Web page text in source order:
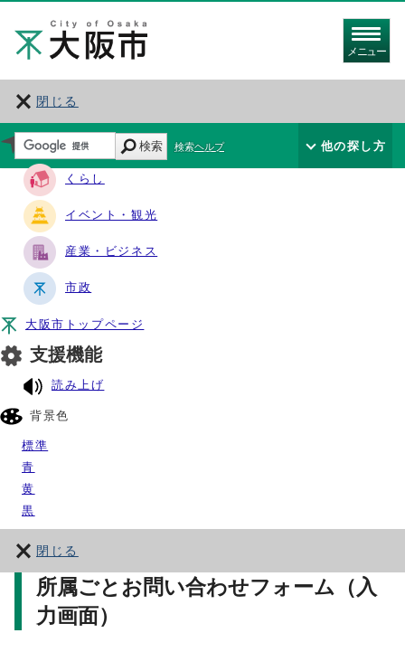
メニュー
閉じる
サイト・ナビ
くらし
イベント・観光
産業・ビジネス
市政
大阪市トップページ
支援機能
読み上げ
背景色
標準
青
黄
黒
閉じる
検索 検索ヘルプ 他の探し方
所属ごとお問い合わせフォーム（入
力画面）